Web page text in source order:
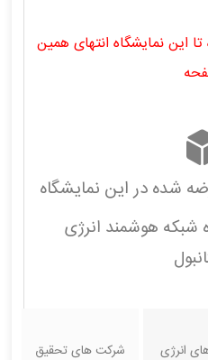
این نمایشگاه انتهای همین
شده در این نمایشگاه
شبکه هوشمند انرژی
انرژی
شرکت های تحقیق